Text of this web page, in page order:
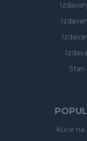
Stan
Kuće na